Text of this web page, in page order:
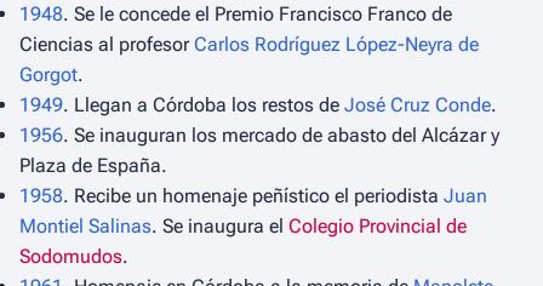
1948. Se le concede el Premio Francisco Franco de
Ciencias al profesorCarlos Rodríguez López-Neyra de
Gorgot.
1949. Llegan a Córdoba los restos de José Cruz Conde.
1956. Se inauguran los mercado de abasto del Alcázar y
Plaza de España.
1958. Recibe un homenaje peñístico el periodista Juan
Montiel Salinas. Se inaugura el Colegio Provincial de
Sodomudos.